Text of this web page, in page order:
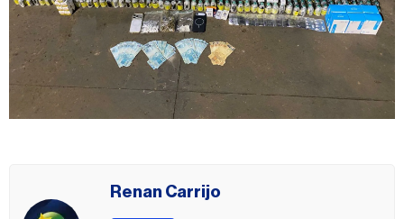
Renan Carrijo